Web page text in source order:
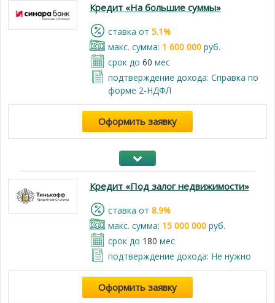
Кредит «На большие суммы»
cтавка от 5.1%
макс. сумма: 1 600 000руб.
срок до 60 мес
подтверждение дохода: Справка по
форме 2-НДФЛ
Оформить заявку
Кредит «Под залог недвижимости»
cтавка от 8.9%
макс. сумма: 15 000 000руб.
срок до 180 мес
подтверждение дохода: Не нужно
Оформить заявку